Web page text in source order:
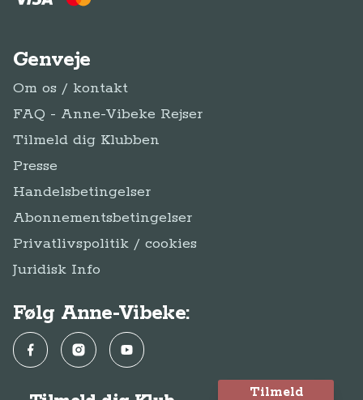
Genveje
Om os / kontakt
FAQ - Anne-Vibeke Rejser
Tilmeld dig Klubben
Presse
Handelsbetingelser
Abonnementsbetingelser
Privatlivspolitik / cookies
Juridisk Info
Følg Anne-Vibeke:
FacebookInstagramYouTube
Tilmeld